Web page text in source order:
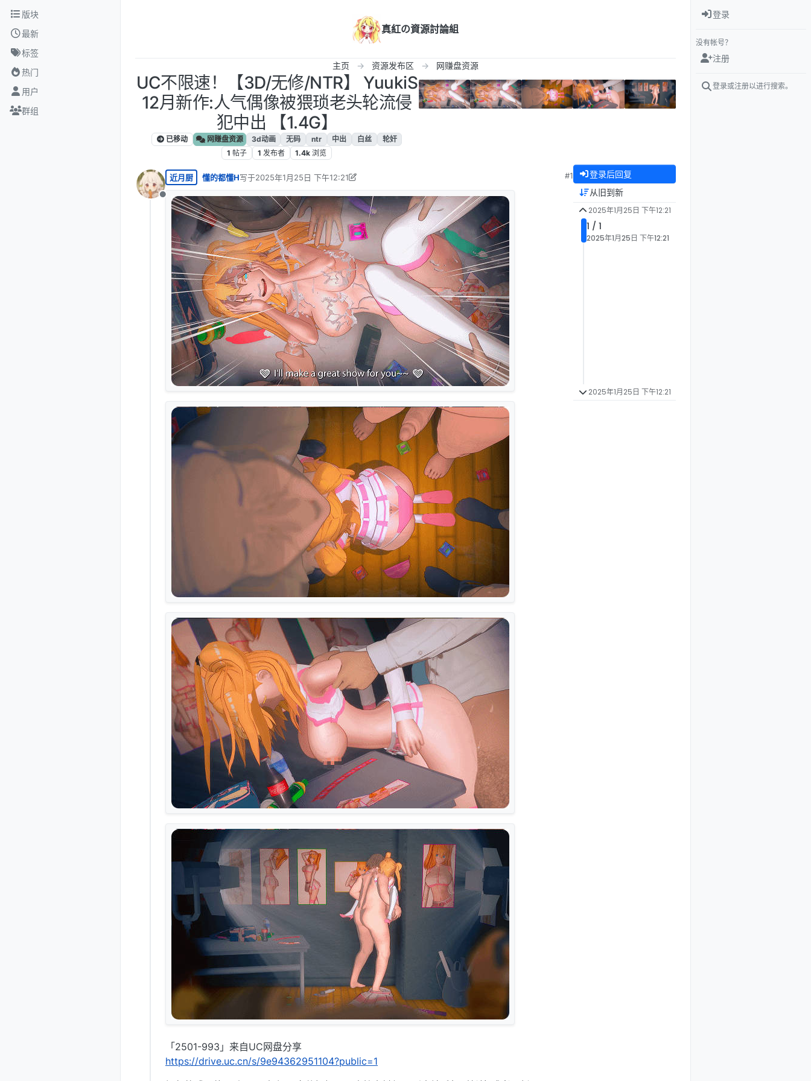
跳转至内容
版块
最新
标签
热门
用户
群组
真紅の資源討論組
主页 资源发布区 网赚盘资源
UC不限速！【3D/无修/NTR】 YuukiS
12月新作:人气偶像被猥琐老头轮流侵
犯中出 【1.4G】
已移动 网赚盘资源 3d动画 无码 ntr 中出 白丝
轮奸
1 帖子 1 发布者 1.4k 浏览
离线
近月厨 懂的都懂H写于2025年1月25日 下午12:21
最后由 懂的都懂H 编辑 2025年1月25日 上午6:22
#1
「2501-993」来自UC网盘分享
https://drive.uc.cn/s/9e94362951104?public=1
登录后回复
从旧到新
2025年1月25日 下午12:21
1 / 1
2025年1月25日 下午12:21
2025年1月25日 下午12:21
登录
没有帐号？
注册
登录或注册以进行搜索。